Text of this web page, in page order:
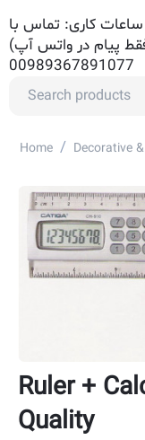
کاری: تماس با
(فقط پیام در واتس آپ)
00989367891077
Home / Decorative
Ruler +
Quality